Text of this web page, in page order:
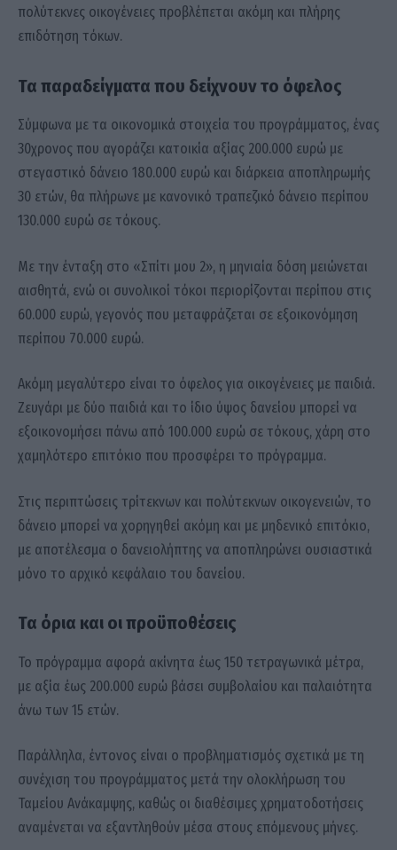
πολύτεκνες οικογένειες προβλέπεται ακόμη και πλήρης
επιδότηση τόκων.
Τα παραδείγματα που δείχνουν το όφελος
Σύμφωνα με τα οικονομικά στοιχεία του προγράμματος, ένας
30χρονος που αγοράζει κατοικία αξίας 200.000 ευρώ με
στεγαστικό δάνειο 180.000 ευρώ και διάρκεια αποπληρωμής
30 ετών, θα πλήρωνε με κανονικό τραπεζικό δάνειο περίπου
130.000 ευρώ σε τόκους.
Με την ένταξη στο «Σπίτι μου 2», η μηνιαία δόση μειώνεται
αισθητά, ενώ οι συνολικοί τόκοι περιορίζονται περίπου στις
60.000 ευρώ, γεγονός που μεταφράζεται σε εξοικονόμηση
περίπου 70.000 ευρώ.
Ακόμη μεγαλύτερο είναι το όφελος για οικογένειες με παιδιά.
Ζευγάρι με δύο παιδιά και το ίδιο ύψος δανείου μπορεί να
εξοικονομήσει πάνω από 100.000 ευρώ σε τόκους, χάρη στο
χαμηλότερο επιτόκιο που προσφέρει το πρόγραμμα.
Στις περιπτώσεις τρίτεκνων και πολύτεκνων οικογενειών, το
δάνειο μπορεί να χορηγηθεί ακόμη και με μηδενικό επιτόκιο,
με αποτέλεσμα ο δανειολήπτης να αποπληρώνει ουσιαστικά
μόνο το αρχικό κεφάλαιο του δανείου.
Τα όρια και οι προϋποθέσεις
Το πρόγραμμα αφορά ακίνητα έως 150 τετραγωνικά μέτρα,
με αξία έως 200.000 ευρώ βάσει συμβολαίου και παλαιότητα
άνω των 15 ετών.
Παράλληλα, έντονος είναι ο προβληματισμός σχετικά με τη
συνέχιση του προγράμματος μετά την ολοκλήρωση του
Ταμείου Ανάκαμψης, καθώς οι διαθέσιμες χρηματοδοτήσεις
αναμένεται να εξαντληθούν μέσα στους επόμενους μήνες.